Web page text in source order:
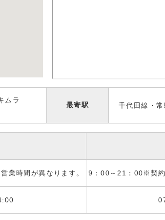
ムラ
最寄駅 千代田線・常
業時間が異なります。 9：00～21：00※契約